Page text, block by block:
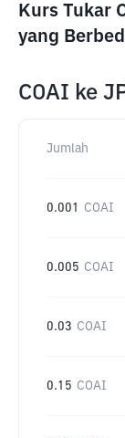
Kurs Tukar
yang
COAI ke
Jumlah
0.001 COAI
0.005 COAI
0.03 COAI
0.15 COAI